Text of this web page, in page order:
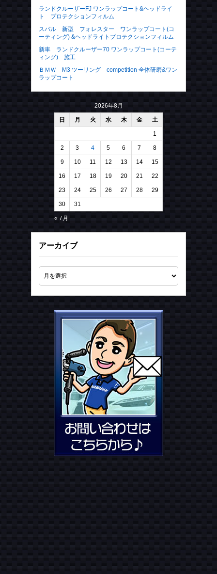
ランドクルーザーFJ ワンラップコート&ヘッドライ
ト プロテクションフィルム
スバル 新型 フォレスター ワンラップコート(コ
ーティング) &ヘッドライトプロテクションフィルム
新車 ランドクルーザー70 ワンラップコート(コーテ
ィング) 施工
ＢＭＷ M3 ツーリング competition 全体研磨&ワン
ラップコート
2026年8月
日 月 火 水 木 金 土
1
2 3 4 5 6 7 8
9 10 11 12 13 14 15
16 17 18 19 20 21 22
23 24 25 26 27 28 29
30 31
« 7月
アーカイブ